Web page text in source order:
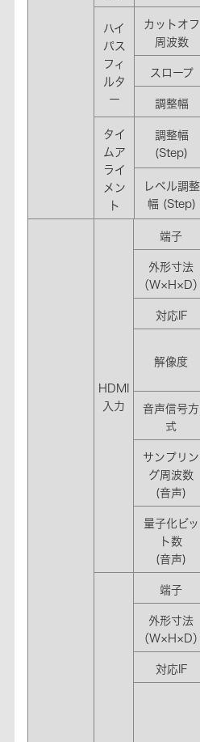
ハイ
パス
フィ
ルタ
ー
カットオフ
周波数
スロープ
調整幅
タイ
ムア
ライ
メン
ト
調整幅
(Step)
レベル調整
幅 (Step)
HDMI
入力
端子
外形寸法
（W×H×D）
対応IF
解像度
音声信号方
式
サンプリン
グ周波数
(音声)
量子化ビッ
ト数
(音声)
端子
外形寸法
（W×H×D）
対応IF